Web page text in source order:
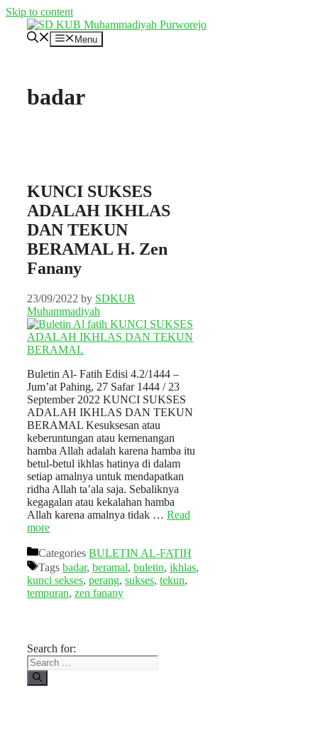
Skip to content
Menu
badar
KUNCI SUKSES
ADALAH IKHLAS
DAN TEKUN
BERAMAL H. Zen
Fanany
23/09/2022 by SDKUB
Muhammadiyah
Buletin Al- Fatih Edisi 4.2/1444 –
Jum’at Pahing, 27 Safar 1444 / 23
September 2022 KUNCI SUKSES
ADALAH IKHLAS DAN TEKUN
BERAMAL Kesuksesan atau
keberuntungan atau kemenangan
hamba Allah adalah karena hamba itu
betul-betul ikhlas hatinya di dalam
setiap amalnya untuk mendapatkan
ridha Allah ta’ala saja. Sebaliknya
kegagalan atau kekalahan hamba
Allah karena amalnya tidak … Read
more
Categories BULETIN AL-FATIH
Tags badar, beramal, buletin, ikhlas,
kunci sekses, perang, sukses, tekun,
tempuran, zen fanany
Search for: